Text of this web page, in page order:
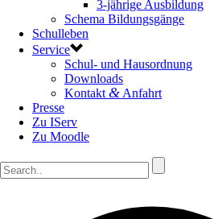
3-jährige Ausbildung
Schema Bildungsgänge
Schulleben
Service
Schul- und Hausordnung
Downloads
Kontakt & Anfahrt
Presse
Zu IServ
Zu Moodle